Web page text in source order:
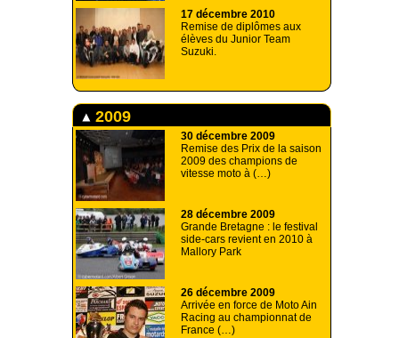
17 décembre 2010
Remise de diplômes aux
élèves du Junior Team
Suzuki.
2009
30 décembre 2009
Remise des Prix de la saison
2009 des champions de
vitesse moto à (…)
28 décembre 2009
Grande Bretagne : le festival
side-cars revient en 2010 à
Mallory Park
26 décembre 2009
Arrivée en force de Moto Ain
Racing au championnat de
France (…)